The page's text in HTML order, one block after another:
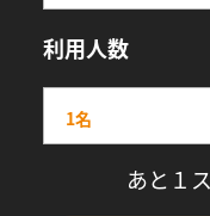
利用人数
あと１